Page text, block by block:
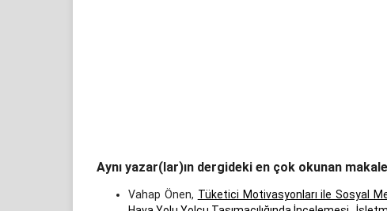
Aynı yazar(lar)ın dergideki en çok okunan
Vahap Önen, Tüketici Motivasyonları ile Sosyal